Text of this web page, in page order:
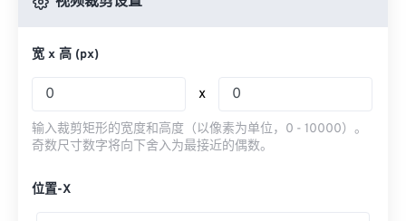
宽 x 高 (px)
x
输入裁剪矩形的宽度和高度（以像素为单位，0 - 10000）。
奇数尺寸数字将向下舍入为最接近的偶数。
位置-X